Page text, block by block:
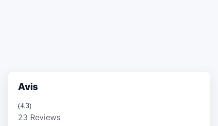
Avis
(4.3)
23 Reviews